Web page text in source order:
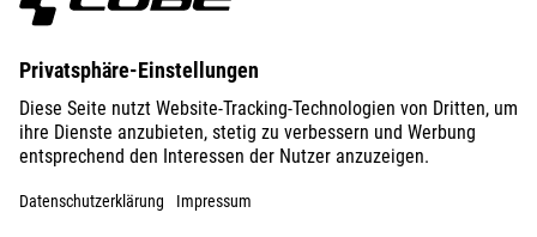
ENTDECKEN